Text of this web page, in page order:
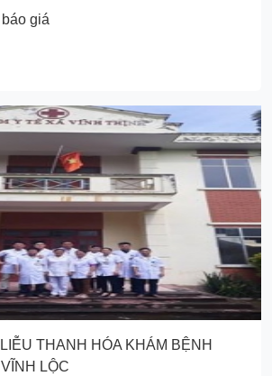
giá
THANH HÓA KHÁM BỆNH
LỘC